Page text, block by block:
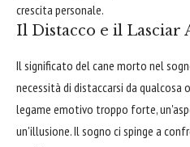
crescita personale.
Il Distacco e il Lasciar
Il significato del cane morto nel
necessità di distaccarsi da qualcosa
legame emotivo troppo forte,
un'illusione. Il sogno ci spinge a